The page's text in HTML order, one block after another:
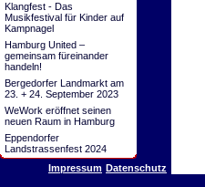
Klangfest - Das
Musikfestival für Kinder auf
Kampnagel
Hamburg United –
gemeinsam füreinander
handeln!
Bergedorfer Landmarkt am
23. + 24. September 2023
WeWork eröffnet seinen
neuen Raum in Hamburg
Eppendorfer
Landstrassenfest 2024
Impressum Datenschutz